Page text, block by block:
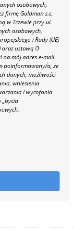
osobowych,
firmę Goldman s.c.
w Tczewie przy ul.
osobowych,
i Rady (UE)
oraz ustawą O
na mój adres e-mail
poinformowany/a, że
danych, możliwości
wniesienia
i wycofania
„bycia